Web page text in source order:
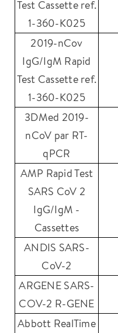
Test Cassette ref.
1-360-K025
2019-nCov
IgG/IgM Rapid
Test Cassette ref.
1-360-K025
3DMed 2019-
nCoV par RT-
qPCR
AMP Rapid Test
SARS CoV 2
IgG/IgM -
Cassettes
ANDIS SARS-
CoV-2
ARGENE SARS-
COV-2 R-GENE
Abbott RealTime